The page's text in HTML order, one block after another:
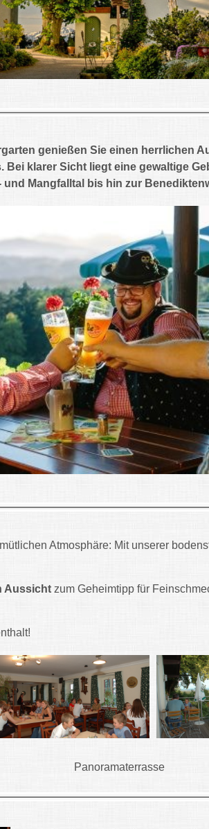
genießen Sie einen herrlichen
klarer Sicht liegt eine gewaltige
Mangfalltal bis hin zur
Atmosphäre: Mit unserer
Aussicht zum Geheimtipp für